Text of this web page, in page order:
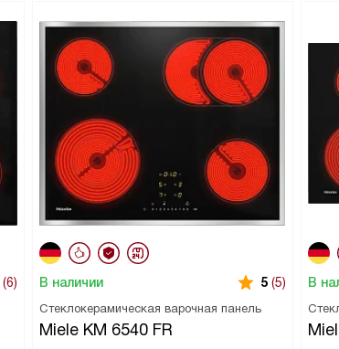
(6)
Стеклокерамическая варочная панель
Miele KM 6540 FR
В наличии 5 (5) В